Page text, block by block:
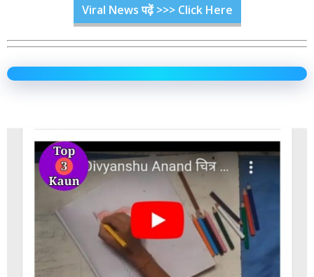
Viral News पढ़ें >>> Click Here